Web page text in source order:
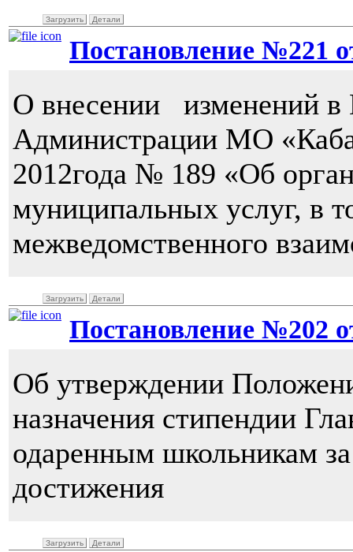
Загрузить Детали
Постановление №221
О внесении изменений в
Администрации МО
2012года № 189 «Об
муниципальных услуг, в
межведомственного
Загрузить Детали
Постановление №202
Об утверждении
назначения стипендии
одаренным школьникам
достижения
Загрузить Детали